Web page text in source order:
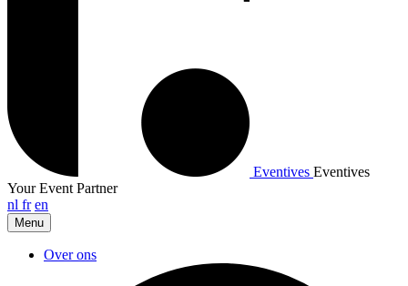
Eventives Eventives
Your Event Partner
nl fr en
Menu
Over ons